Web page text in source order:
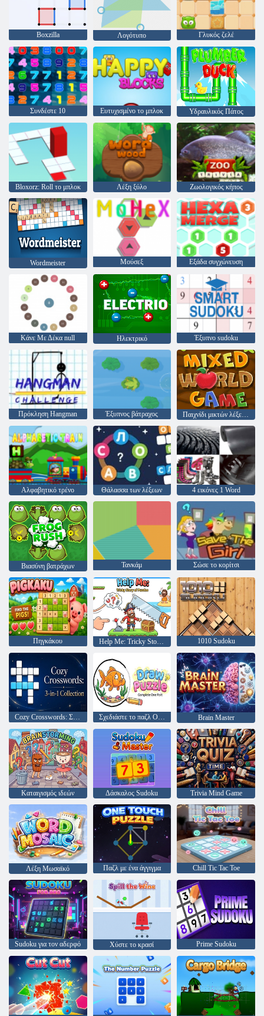
Boxzilla Λογότυπο Γλυκός ζελέ
Συνδέστε 10 Ευτυχισμένο το μπλοκ Υδραυλικός Πάτος
Bloxorz: Roll το μπλοκ Λέξη ξύλο Ζωολογικός κήπος
Wordmeister Μούσεξ Εξάδα συγχώνευση
Κάνε Με Δέκα null Ηλεκτρικό Έξυπνο sudoku
Πρόκληση Hangman Έξυπνος βάτραχος Παιχνίδι μικτών λέξεων
Αλφαβητικό τρένο Θάλασσα των λέξεων 4 εικόνες 1 Word
Βιασύνη βατράχων Τανκάμ Σώσε το κορίτσι
Πηγκάκου Help Me: Tricky Story of Puzzles 1010 Sudoku
Σχεδιάστε το παζλ Ολοκληρωμένο ένα μέρος Brain Master
Καταιγισμός ιδεών Δάσκαλος Sudoku Trivia Mind Game
Λέξη Μωσαϊκό Παζλ με ένα άγγιγμα Chill Tic Tac Toe
Sudoku για τον αδερφό Χύστε το κρασί Prime Sudoku